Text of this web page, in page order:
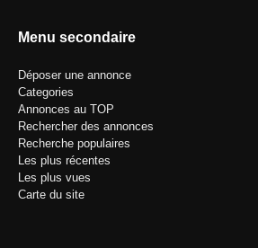
Menu secondaire
Déposer une annonce
Categories
Annonces au TOP
Rechercher des annonces
Recherche populaires
Les plus récentes
Les plus vues
Carte du site